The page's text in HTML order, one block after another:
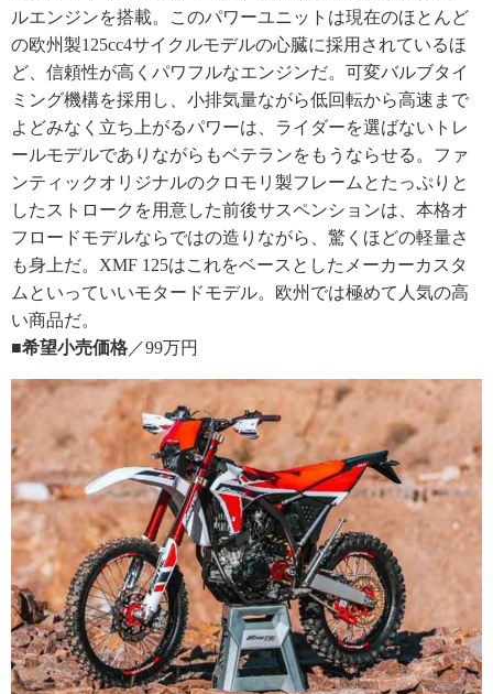
ルエンジンを搭載。このパワーユニットは現在のほとんど
の欧州製125cc4サイクルモデルの心臓に採用されているほ
ど、信頼性が高くパワフルなエンジンだ。可変バルブタイ
ミング機構を採用し、小排気量ながら低回転から高速まで
よどみなく立ち上がるパワーは、ライダーを選ばないトレ
ールモデルでありながらもベテランをもうならせる。ファ
ンティックオリジナルのクロモリ製フレームとたっぷりと
したストロークを用意した前後サスペンションは、本格オ
フロードモデルならではの造りながら、驚くほどの軽量さ
も身上だ。XMF 125はこれをベースとしたメーカーカスタ
ムといっていいモタードモデル。欧州では極めて人気の高
い商品だ。
■希望小売価格 ／99万円